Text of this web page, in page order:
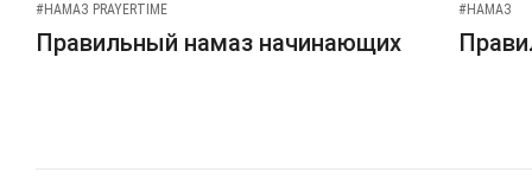
#НАМАЗ PRAYERTIME
Правильный намаз начинающих
#НАМАЗ